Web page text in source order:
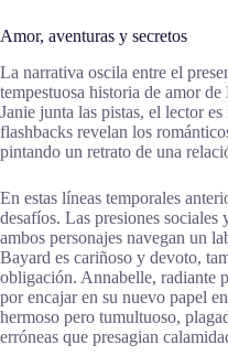
Amor, aventuras y secretos
La narrativa oscila entre el
tempestuosa historia de amor
Janie junta las pistas, el lector
flashbacks revelan los
pintando un retrato de una
En estas líneas temporales
desafíos. Las presiones
ambos personajes navegan un
Bayard es cariñoso y devoto,
obligación. Annabelle, radiante
por encajar en su nuevo papel
hermoso pero tumultuoso,
erróneas que presagian